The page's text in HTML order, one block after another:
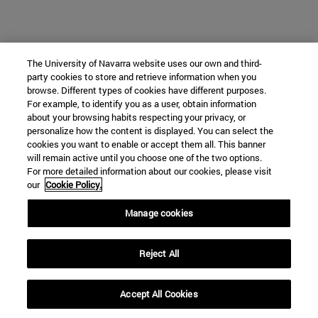
The University of Navarra website uses our own and third-
party cookies to store and retrieve information when you
browse. Different types of cookies have different purposes.
For example, to identify you as a user, obtain information
about your browsing habits respecting your privacy, or
personalize how the content is displayed. You can select the
cookies you want to enable or accept them all. This banner
will remain active until you choose one of the two options.
For more detailed information about our cookies, please visit
our Cookie Policy.
Manage cookies
Reject All
Accept All Cookies